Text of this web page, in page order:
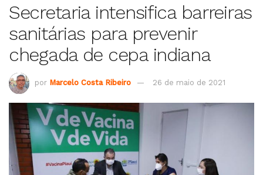
Secretaria intensifica barreiras
sanitárias para prevenir
chegada de cepa indiana
por Marcelo Costa Ribeiro 26 de maio de 2021